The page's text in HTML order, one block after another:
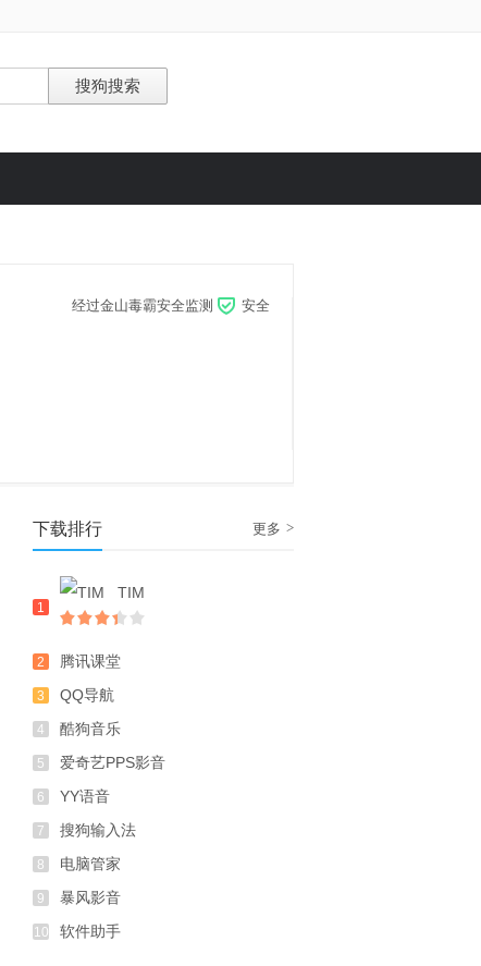
经过金山毒霸安全监测 安全
下载排行 更多 >
1
TIM
2 腾讯课堂
3 QQ导航
4 酷狗音乐
5 爱奇艺PPS影音
6 YY语音
7 搜狗输入法
8 电脑管家
9 暴风影音
10 软件助手